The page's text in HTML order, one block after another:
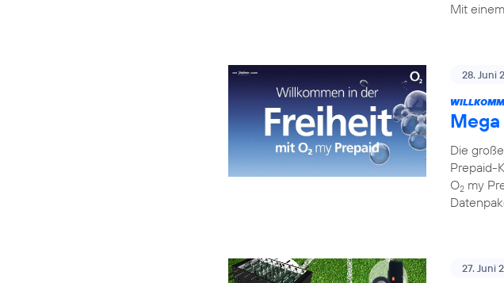
Mit
28. Juni
Die
Prepaid-
O2 my
27. Juni